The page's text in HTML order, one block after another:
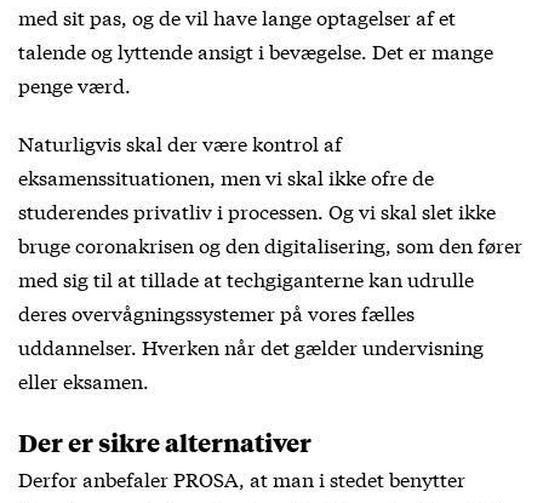
med sit pas, og de vil have lange optagelser af et
talende og lyttende ansigt i bevægelse. Det er mange
penge værd.
Naturligvis skal der være kontrol af
eksamenssituationen, men vi skal ikke ofre de
studerendes privatliv i processen. Og vi skal slet ikke
bruge coronakrisen og den digitalisering, som den fører
med sig til at tillade at techgiganterne kan udrulle
deres overvågningssystemer på vores fælles
uddannelser. Hverken når det gælder undervisning
eller eksamen.
Der er sikre alternativer
Derfor anbefaler PROSA, at man i stedet benytter